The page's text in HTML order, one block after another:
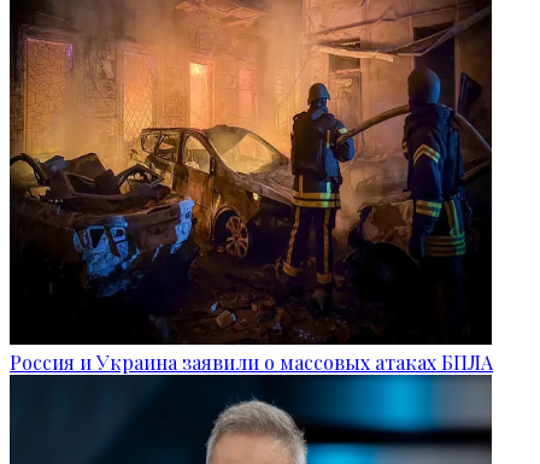
Россия и Украина заявили о массовых атаках БПЛА